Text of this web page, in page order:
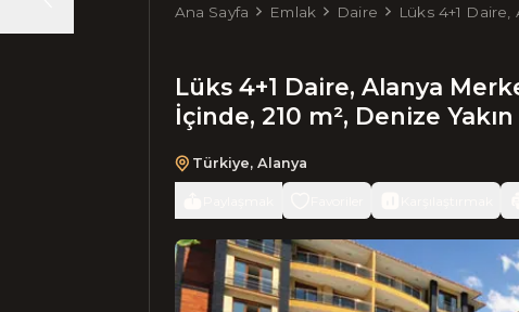
Ana Sayfa Emlak Daire
Lüks 4+1
Lüks 4+1 Daire, Alanya
İçinde, 210 m², Denize Yakın
Türkiye, Alanya